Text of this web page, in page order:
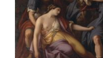
AJOUTER AU PANIER